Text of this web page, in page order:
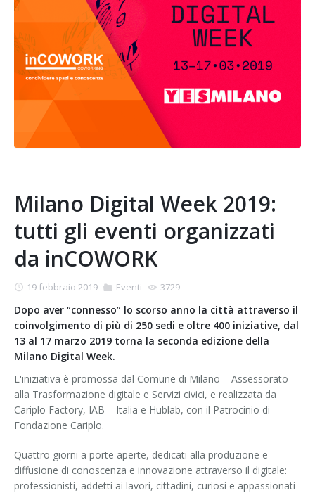
Milano Digital Week 2019:
tutti gli eventi organizzati
da inCOWORK
19 febbraio 2019 Eventi 3729
Dopo aver “connesso” lo scorso anno la città attraverso il
coinvolgimento di più di 250 sedi e oltre 400 iniziative, dal
13 al 17 marzo 2019 torna la seconda edizione della
Milano Digital Week.
L'iniziativa è promossa dal Comune di Milano – Assessorato
alla Trasformazione digitale e Servizi civici, e realizzata da
Cariplo Factory, IAB – Italia e Hublab, con il Patrocinio di
Fondazione Cariplo.
Quattro giorni a porte aperte, dedicati alla produzione e
diffusione di conoscenza e innovazione attraverso il digitale:
professionisti, addetti ai lavori, cittadini, curiosi e appassionati